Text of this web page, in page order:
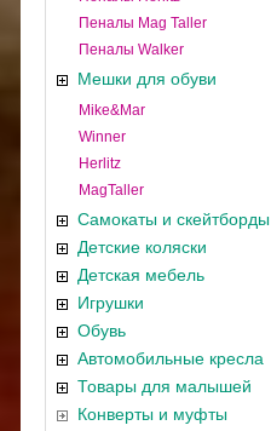
Пеналы Mag Taller
Пеналы Walker
Мешки для обуви
Mike&Mar
Winner
Herlitz
MagTaller
Самокаты и скейтборды
Детские коляски
Детская мебель
Игрушки
Обувь
Автомобильные кресла
Товары для малышей
Конверты и муфты